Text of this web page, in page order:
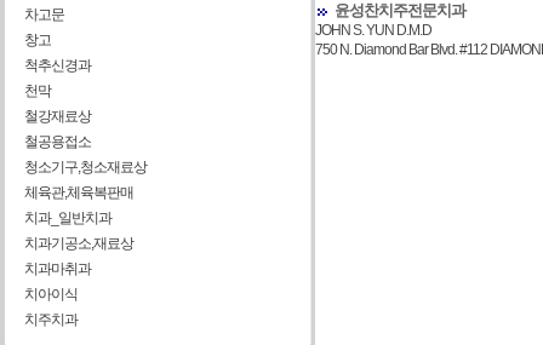
차고문
창고
척추신경과
천막
철강재료상
철공용접소
청소기구,청소재료상
체육관,체육복판매
치과_일반치과
치과기공소,재료상
치과마취과
치아이식
치주치과
윤성찬치주전문치과
JOHN S. YUN D.M.D
750 N. Diamond Bar Blvd. #112